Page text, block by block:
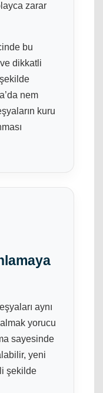
zarar
bu
dikkatli
nem
kuru
aynı
yorucu
sayesinde
yeni
şekilde